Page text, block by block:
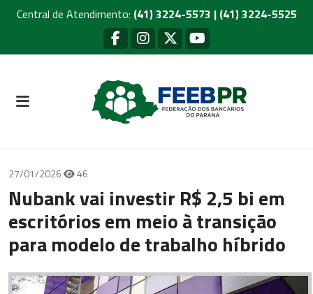
Central de Atendimento: (41) 3224-5573 | (41) 3224-5525
27/01/2026 46
Nubank vai investir R$ 2,5 bi em
escritórios em meio à transição
para modelo de trabalho híbrido